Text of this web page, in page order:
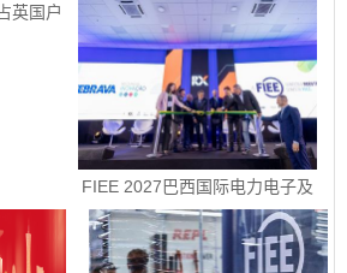
英国户
品展 spoga+gafa 圆满收官 下届
定档2027年 6 月 15日至 6 月
17 日
FIEE 2027巴西国际电力电子及
智能能源展销售正式启动